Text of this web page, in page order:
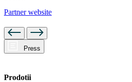
Partner website
Press
Prodotii